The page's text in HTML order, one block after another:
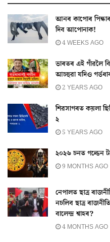
আনৰ কাপোৰ
দিব আপোনাক!
4 WEEKS AGO
ভাৰতৰ এই গাঁৱলৈ
আচহুৱা যদিও
2 YEARS AGO
শিৱসাগৰত কয়লা
২
5 YEARS AGO
২০২৬ চনত গল্ডেন
9 MONTHS AGO
নেপালত ছাত্ৰ
নচলিব ছাত্ৰ
বালেন্দ্ৰ শ্বাহৰ?
4 MONTHS AGO